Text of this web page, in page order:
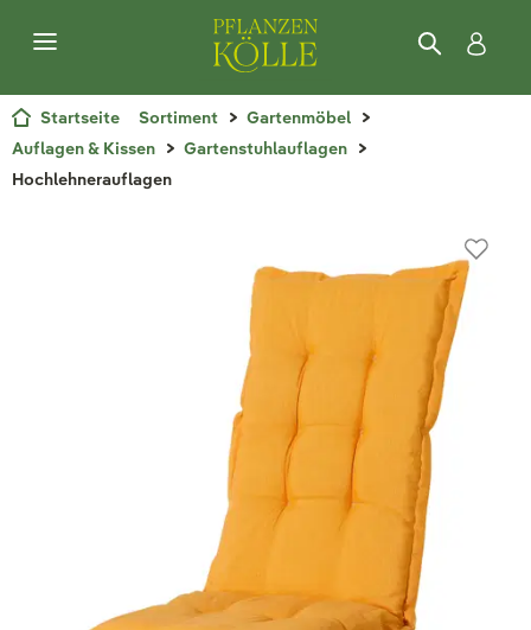
Startseite Sortiment
Gartenmöbel
Auflagen & Kissen
Gartenstuhlauflagen
Hochlehnerauflagen